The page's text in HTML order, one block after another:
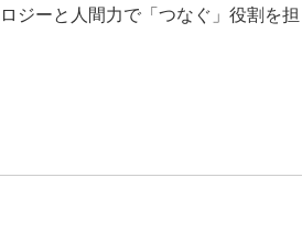
ジーと人間力で「つなぐ」役割を担